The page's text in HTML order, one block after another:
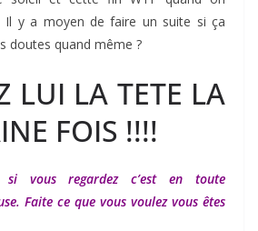
Il y a moyen de faire un suite si ça
doutes quand même ?
LUI LA TETE LA
FOIS !!!!
si vous regardez c’est en toute
Faite ce que vous voulez vous êtes